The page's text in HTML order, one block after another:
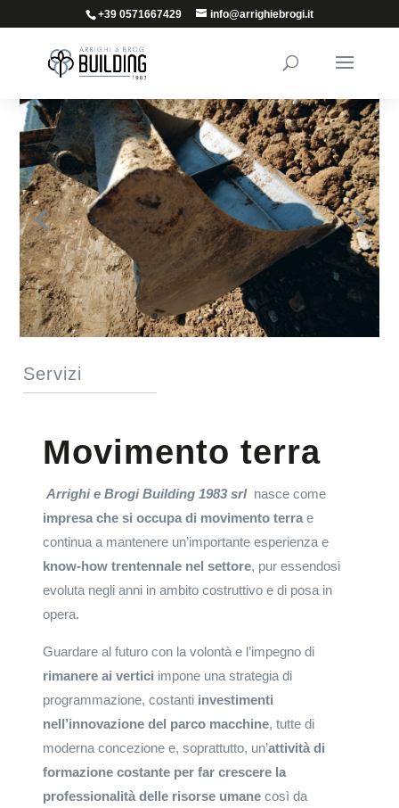
+39 0571667429 info@arrighiebrogi.it
Servizi
Movimento terra
Arrighi e Brogi Building 1983 srl nasce come
impresa che si occupa di movimento terra e
continua a mantenere un’importante esperienza e
know-how trentennale nel settore, pur essendosi
evoluta negli anni in ambito costruttivo e di posa in
opera.
Guardare al futuro con la volontà e l’impegno di
rimanere ai vertici impone una strategia di
programmazione, costanti investimenti
nell’innovazione del parco macchine, tutte di
moderna concezione e, soprattutto, un’attività di
formazione costante per far crescere la
professionalità delle risorse umane così da